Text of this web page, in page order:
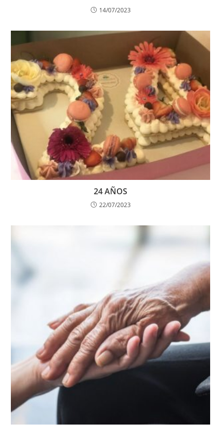
14/07/2023
24 AÑOS
22/07/2023